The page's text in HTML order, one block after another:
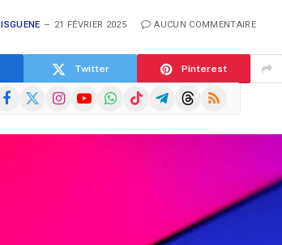
21 FÉVRIER 2025 AUCUN COMMENTAIRE
Twitter Pinterest
Facebook
X
InstagramYouTubeWhatsAppTikTokTelegramThreads
RSS